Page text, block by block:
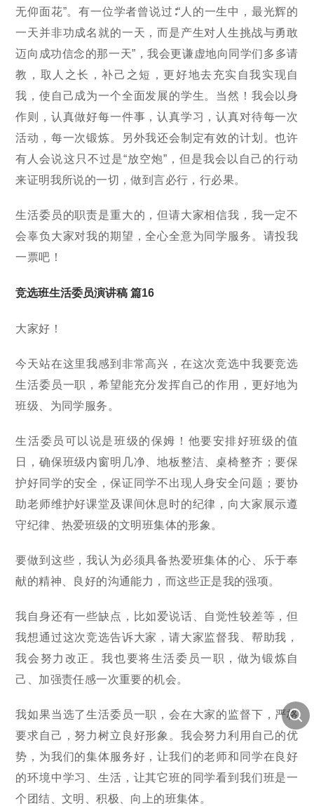
无仰面花”。有一位学者曾说过∶“人的一生中，最光辉的
一天并非功成名就的一天，而是产生对人生挑战与勇敢
迈向成功信念的那一天”，我会更谦虚地向同学们多多请
教，取人之长，补己之短，更好地去充实自我实现自
我，使自己成为一个全面发展的学生。当然！我会以身
作则，认真做好每一件事，认真学习，认真对待每一次
活动，每一次锻炼。另外我还会制定有效的计划。也许
有人会说这只不过是“放空炮”，但是我会以自己的行动
来证明我所说的一切，做到言必行，行必果。
生活委员的职责是重大的，但请大家相信我，我一定不
会辜负大家对我的期望，全心全意为同学服务。请投我
一票吧！
竞选班生活委员演讲稿 篇16
大家好！
今天站在这里我感到非常高兴，在这次竞选中我要竞选
生活委员一职，希望能充分发挥自己的作用，更好地为
班级、为同学服务。
生活委员可以说是班级的保姆！他要安排好班级的值
日，确保班级内窗明几净、地板整洁、桌椅整齐；要保
护好同学的安全，保证同学不出现人身安全问题；要协
助老师维护好课堂及课间休息时的纪律，向大家展示遵
守纪律、热爱班级的文明班集体的形象。
要做到这些，我认为必须具备热爱班集体的心、乐于奉
献的精神、良好的沟通能力，而这些正是我的强项。
我自身还有一些缺点，比如爱说话、自觉性较差等，但
我想通过这次竞选告诉大家，请大家监督我、帮助我，
我会努力改正。我也要将生活委员一职，做为锻炼自
己、加强责任感一次重要的机会。
我如果当选了生活委员一职，会在大家的监督下，严格
要求自己，努力树立良好形象。我会努力利用自己的优
势，为我们的集体服务好，让我们的老师和同学在良好
的环境中学习、生活，让其它班的同学看到我们班是一
个团结、文明、积极、向上的班集体。